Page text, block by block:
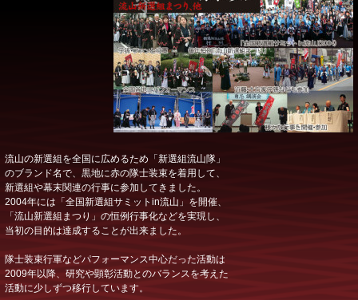
流山の新選組を全国に広めるため「新選組流山隊」
のブランド名で、黒地に赤の隊士装束を着用して、
新選組や幕末関連の行事に参加してきました。
2004年には「全国新選組サミットin流山」を開催、
「流山新選組まつり」の恒例行事化などを実現し、
当初の目的は達成することが出来ました。
隊士装束行軍などパフォーマンス中心だった活動は
2009年以降、研究や顕彰活動とのバランスを考えた
活動に少しずつ移行しています。